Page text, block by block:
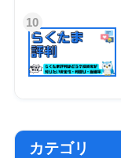
10
カテゴリ